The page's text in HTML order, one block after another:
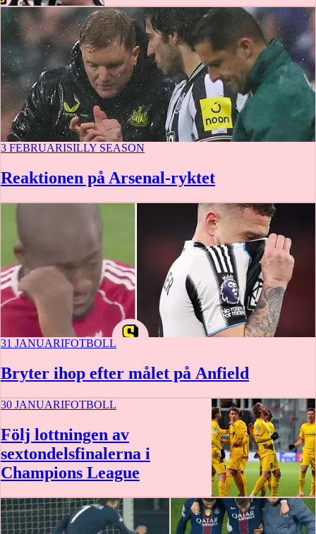
3 FEBRUARISILLY SEASON
Reaktionen på Arsenal-ryktet
31 JANUARIFOTBOLL
Bryter ihop efter målet på Anfield
30 JANUARIFOTBOLL
Följ lottningen av
sextondelsfinalerna i
Champions League